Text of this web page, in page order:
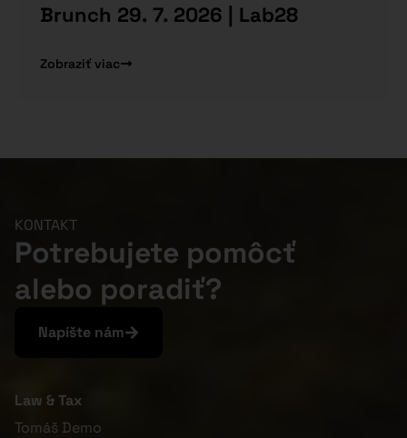
Brunch 29. 7. 2026 | Lab28
Zobraziť viac
KONTAKT
Potrebujete pomôcť
alebo poradiť?
Napíšte nám
Law & Tax
Tomáš Demo